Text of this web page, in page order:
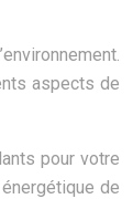
aspects de
pour votre
de